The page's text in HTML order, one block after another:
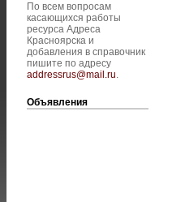
По всем вопросам
касающихся работы
ресурса Адреса
Красноярска и
добавления в справочник
пишите по адресу
addressrus@mail.ru.
Объявления